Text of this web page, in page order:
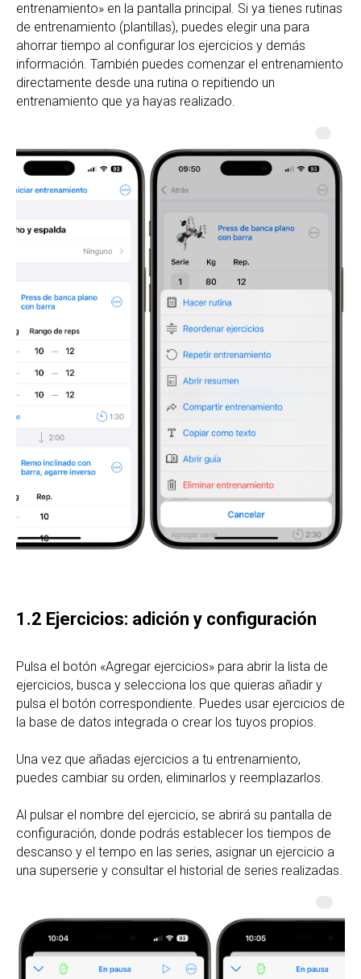
entrenamiento» en la pantalla principal. Si ya tienes rutinas
de entrenamiento (plantillas), puedes elegir una para
ahorrar tiempo al configurar los ejercicios y demás
información. También puedes comenzar el entrenamiento
directamente desde una rutina o repitiendo un
entrenamiento que ya hayas realizado.
1.2 Ejercicios: adición y configuración
Pulsa el botón «Agregar ejercicios» para abrir la lista de
ejercicios, busca y selecciona los que quieras añadir y
pulsa el botón correspondiente. Puedes usar ejercicios de
la base de datos integrada o crear los tuyos propios.
Una vez que añadas ejercicios a tu entrenamiento,
puedes cambiar su orden, eliminarlos y reemplazarlos.
Al pulsar el nombre del ejercicio, se abrirá su pantalla de
configuración, donde podrás establecer los tiempos de
descanso y el tempo en las series, asignar un ejercicio a
una superserie y consultar el historial de series realizadas.